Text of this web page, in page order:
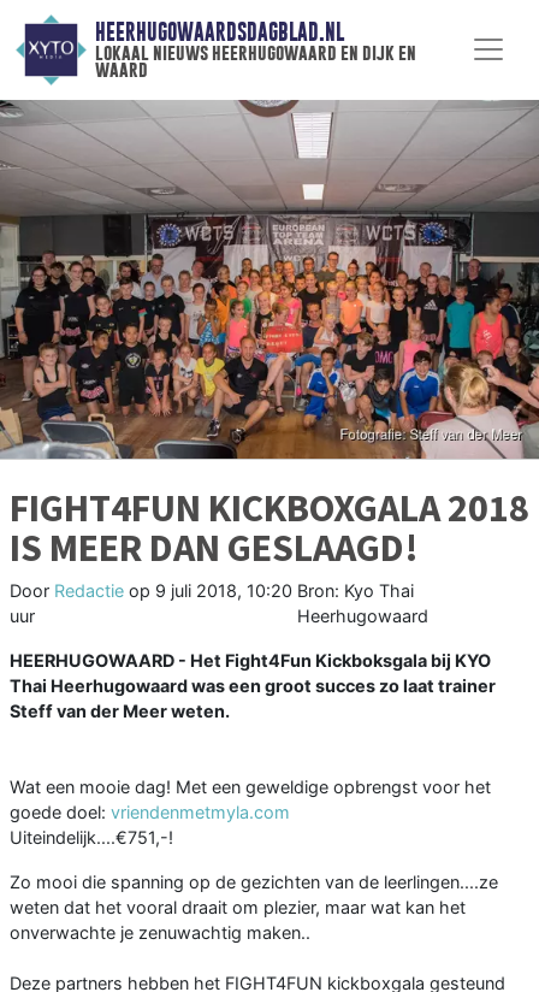
HEERHUGOWAARDSDAGBLAD.NL
lokaal nieuws heerhugowaard en dijk en
waard
FIGHT4FUN KICKBOXGALA 2018
IS MEER DAN GESLAAGD!
Door Redactie op 9 juli 2018, 10:20
uur
Bron: Kyo Thai
Heerhugowaard
HEERHUGOWAARD - Het Fight4Fun Kickboksgala bij KYO
Thai Heerhugowaard was een groot succes zo laat trainer
Steff van der Meer weten.
Wat een mooie dag! Met een geweldige opbrengst voor het
goede doel: vriendenmetmyla.com
Uiteindelijk....€751,-!
Zo mooi die spanning op de gezichten van de leerlingen....ze
weten dat het vooral draait om plezier, maar wat kan het
onverwachte je zenuwachtig maken..
Deze partners hebben het FIGHT4FUN kickboxgala gesteund